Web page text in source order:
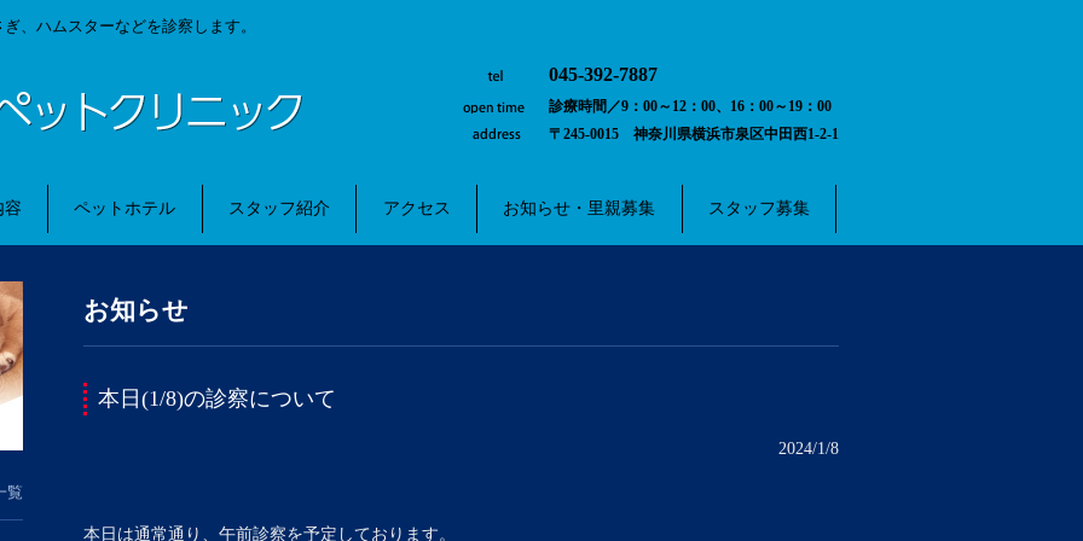
、ハムスターなどを診察します。
045-392-7887
診療時間／9：00～12：00、16：00～19：00
〒245-0015 神奈川県横浜市泉区中田西1-2-1
容 ペットホテル スタッフ紹介 アクセス お知らせ・里親募集 スタッフ募集
お知らせ
本日(1/8)の診察について
2024/1/8
本日は通常通り、午前診察を予定しております。
覧